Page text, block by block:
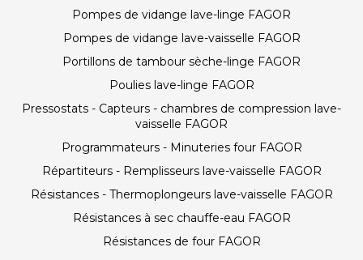
Pompes de vidange lave-linge FAGOR
Pompes de vidange lave-vaisselle FAGOR
Portillons de tambour sèche-linge FAGOR
Poulies lave-linge FAGOR
Pressostats - Capteurs - chambres de compression lave-
vaisselle FAGOR
Programmateurs - Minuteries four FAGOR
Répartiteurs - Remplisseurs lave-vaisselle FAGOR
Résistances - Thermoplongeurs lave-vaisselle FAGOR
Résistances à sec chauffe-eau FAGOR
Résistances de four FAGOR